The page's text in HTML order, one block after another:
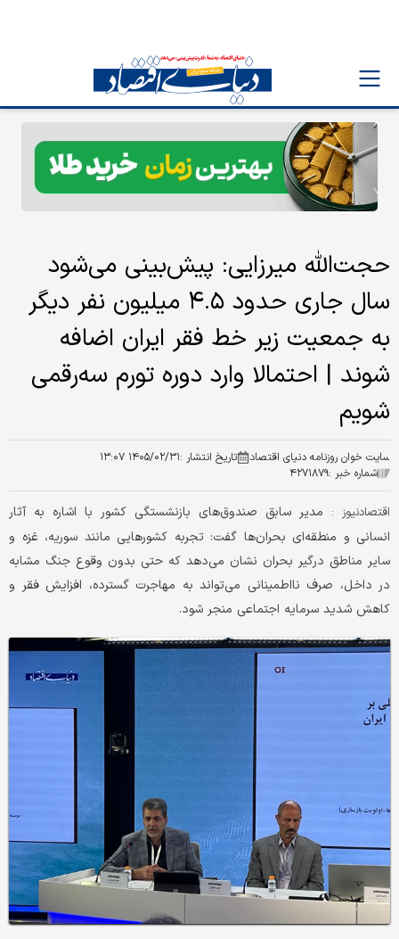
حجت‌الله میرزایی: پیش‌بینی می‌شود
سال جاری حدود ۴.۵ میلیون نفر دیگر
به جمعیت زیر خط فقر ایران اضافه
شوند | احتمالا وارد دوره تورم سه‌رقمی
شویم
سایت خوان روزنامه دنیای اقتصاد تاریخ انتشار :۱۴۰۵/۰۲/۳۱ ۱۳:۰۷
شماره خبر :۴۲۷۱۸۷۹
اقتصادنیوز : مدیر سابق صندوق‌های بازنشستگی کشور با اشاره به آثار
انسانی و منطقه‌ای بحران‌ها گفت: تجربه کشورهایی مانند سوریه، غزه و
سایر مناطق درگیر بحران نشان می‌دهد که حتی بدون وقوع جنگ مشابه
در داخل، صرف نااطمینانی می‌تواند به مهاجرت گسترده، افزایش فقر و
کاهش شدید سرمایه اجتماعی منجر شود.